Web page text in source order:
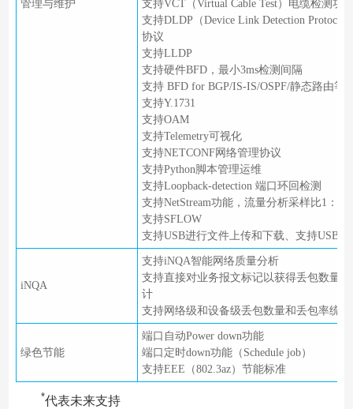
管理与维护
支持VCT（Virtual Cable Test）电缆检测功
支持DLDP（Device Link Detection Protocol
协议
支持LLDP
支持硬件BFD，最小3ms检测间隔
支持 BFD for BGP/IS-IS/OSPF/静态路由等
支持Y.1731
支持OAM
支持Telemetry可视化
支持NETCONF网络管理协议
支持Python脚本管理运维
支持Loopback-detection 端口环回检测
支持NetStream功能，流量分析采样比1：1
支持SFLOW
支持USB进行文件上传和下载、支持USB开
iNQA
支持iNQA智能网络质量分析
支持直接对业务报文标记以获得丢包数量
计
支持网络级和设备级丢包数量和丢包率统计
绿色节能
端口自动Power down功能
端口定时down功能（Schedule job）
支持EEE（802.3az）节能标准
*代表未来支持